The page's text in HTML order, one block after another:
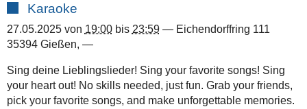
Karaoke
27.05.2025von 19:00bis 23:59 — Eichendorffring 111
35394 Gießen, —
Sing deine Lieblingslieder! Sing your favorite songs! Sing
your heart out! No skills needed, just fun. Grab your friends,
pick your favorite songs, and make unforgettable memories.